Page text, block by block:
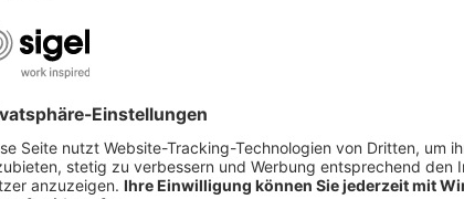
Biglietti da visita, extra bianco, 250 g/m², 800 biglietti |
SIGEL
Scopri il prodotto